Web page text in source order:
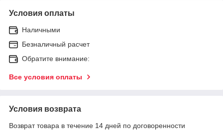
Условия оплаты
Наличными
Безналичный расчет
Обратите внимание:
Все условия оплаты
Условия возврата
Возврат товара в течение 14 дней по договоренности